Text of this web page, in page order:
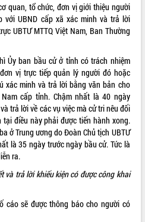
quan, tổ chức, đơn vị giới thiệu người
với UBND cấp xã xác minh và trả lời
UBTƯ MTTQ Việt Nam, Ban Thường
Ủy ban bầu cử ở tỉnh có trách nhiệm
vị trực tiếp quản lý người đó hoặc
xác minh và trả lời bằng văn bản cho
cấp tỉnh. Chậm nhất là 40 ngày
trả lời về các vụ việc mà cử tri nêu đối
điều này phải được tiến hành xong.
ở Trung ương do Đoàn Chủ tịch UBTƯ
là 35 ngày trước ngày bầu cử. Tức là
ra.
và trả lời khiếu kiện có được công khai
cáo sẽ được thông báo cho người có